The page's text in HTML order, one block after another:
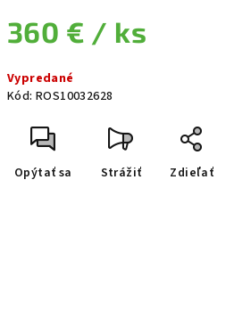
360 € / ks
Vypredané
Kód: ROS10032628
Opýtať sa Strážiť Zdieľať